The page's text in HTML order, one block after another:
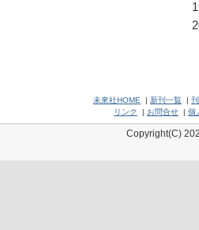
未來社HOME | 新刊一覧 |
リンク
| お問合せ | 個
Copyright(C)